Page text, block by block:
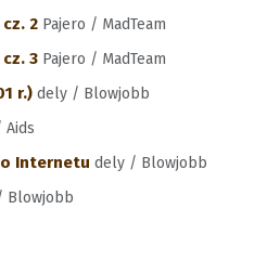
2 Pajero / MadTeam
3 Pajero / MadTeam
r.) dely / Blowjobb
Aids
Internetu dely / Blowjobb
Blowjobb